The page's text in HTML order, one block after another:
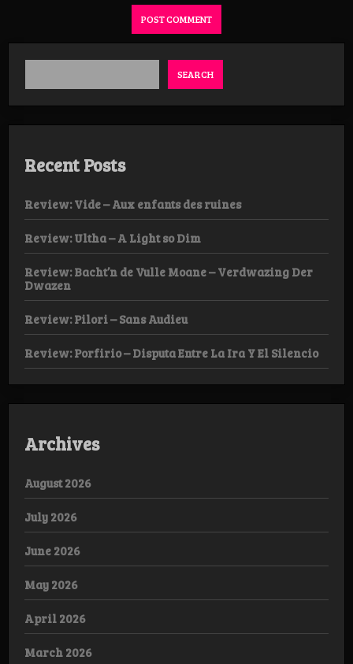
SEARCH
Recent Posts
Review: Vide – Aux enfants des ruines
Review: Ultha – A Light so Dim
Review: Bacht’n de Vulle Moane – Verdwazing Der
Dwazen
Review: Pilori – Sans Audieu
Review: Porfirio – Disputa Entre La Ira Y El Silencio
Archives
August 2026
July 2026
June 2026
May 2026
April 2026
March 2026